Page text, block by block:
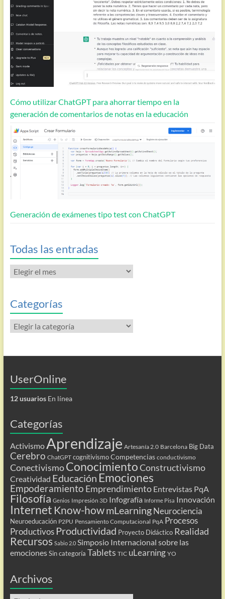
Cómo utilizar ChatGPT para ahorrar tiempo en la
generación de comentarios de notas en la educación
Generación de exámenes tipo test con ChatGPT
Todas las entradas
Todas
las
Categorías
Categorías
UserOnline
12 usuariosEn línea
Categorías
Activismo Aprendizaje Artesanía 2.0 Barcelona Big Data
Cerebro ChatGPT cognitivismo Competencias conductivismo
ConectivismoConocimientoConstructivismo
Creatividad Educación Emociones
Empoderamiento Emprendimiento Entrevistas PqA
Filosofía Genios Impresión 3D Infografía Informe Pisa Innovación
Internet Know-howmLearning Neurociencia
Neuroeducación P2PU Pensamiento Computacional PqA Procesos
Productivos Productividad Proyecto Didáctico Realidad
Recursos Sabio 2.0 Simposio Internacional sobre las
emociones Sin categoría Tablets TIC uLearning YO
Archivos